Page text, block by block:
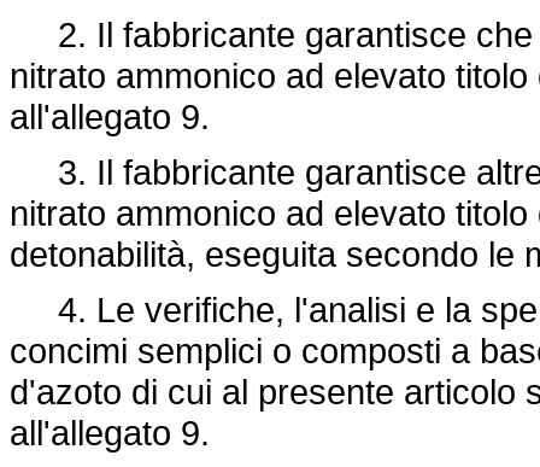
2. Il fabbricante garantisce che
nitrato ammonico ad elevato
all'allegato 9.
3. Il fabbricante garantisce
nitrato ammonico ad elevato
detonabilità, eseguita secondo le
4. Le verifiche, l'analisi e la
concimi semplici o composti a
d'azoto di cui al presente articolo
all'allegato 9.